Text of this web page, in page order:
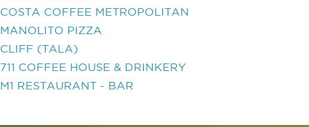
COSTA COFFEE METROPOLITAN
MANOLITO PIZZA
CLIFF (TALA)
711 COFFEE HOUSE & DRINKERY
M1 RESTAURANT - BAR